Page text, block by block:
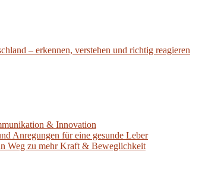
– erkennen, verstehen und richtig reagieren
& Innovation
Anregungen für eine gesunde Leber
Weg zu mehr Kraft & Beweglichkeit